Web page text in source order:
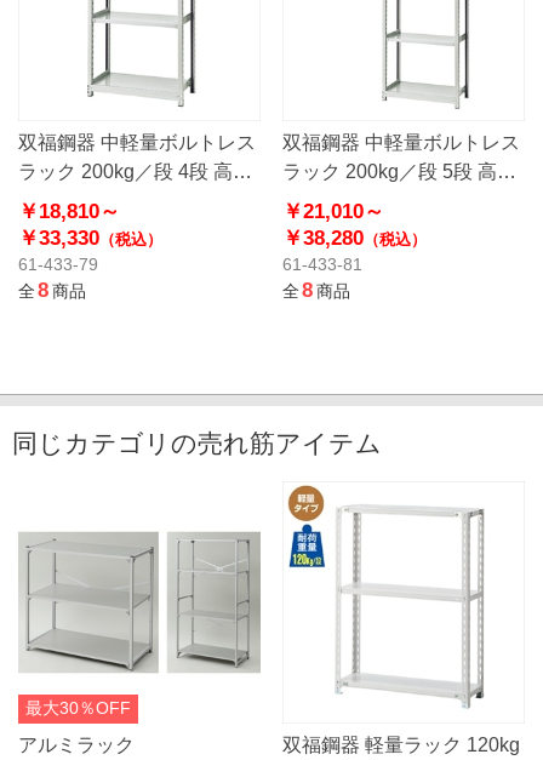
双福鋼器 中軽量ボルトレス
ラック 200kg／段 4段 高さ
180cm
￥18,810～
￥33,330 （税込）
61-433-79
全8商品
双福鋼器 中軽量ボルトレス
ラック 200kg／段 5段 高さ
180cm
￥21,010～
￥38,280（税込）
61-433-81
全8商品
同じカテゴリの売れ筋アイテム
最大30％OFF
アルミラック
双福鋼器 軽量ラック 120kg